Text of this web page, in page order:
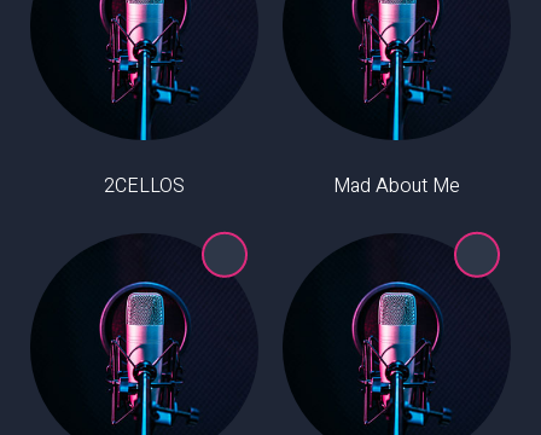
Mad About Me
2CELLOS